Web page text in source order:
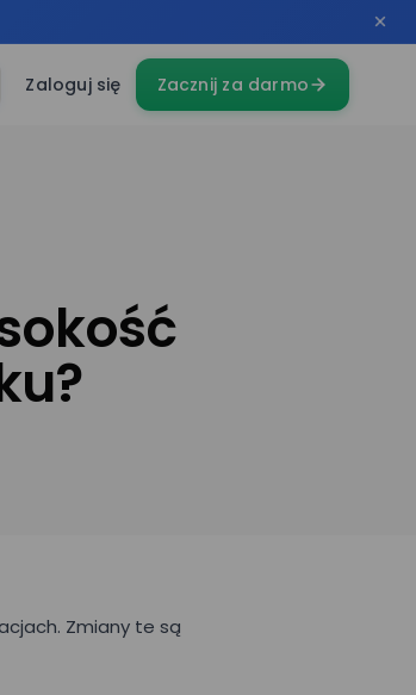
Zaloguj się Zacznij za darmo
Zmiany te są